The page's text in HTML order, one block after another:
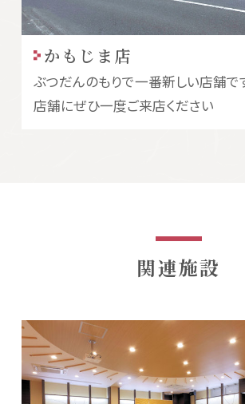
かもじま店
ぶつだんのもりで一番新しい店舗で
店舗にぜひ一度ご来店ください
関連施設